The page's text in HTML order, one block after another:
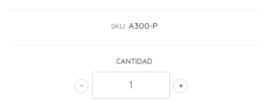
SKU: A300-P
CANTIDAD
+
-